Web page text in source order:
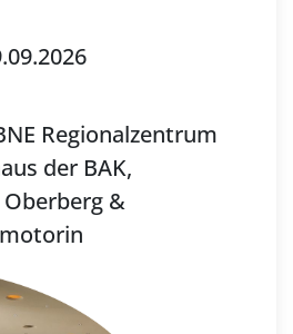
Regionalzentrum
der BAK,
&